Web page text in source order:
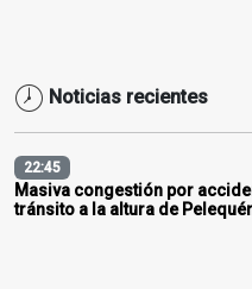
Noticias recientes
22:45
Masiva congestión por
tránsito a la altura de